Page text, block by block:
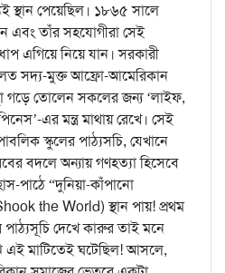
স্থান পেয়েছিল। ১৮৬৫ সালে
এবং তাঁর সহযোগীরা সেই
এগিয়ে নিয়ে যান। সরকারী
সদ্য-মুক্ত আফ্রো-আমেরিকান
গড়ে তোলেন সকলের জন্য ‘লাইফ,
এর মন্ত্র মাথায় রেখে। সেই
স্কুলের পাঠ্যসচি, যেখানে
বদলে অন্যায় গণহত্যা হিসেবে
পাঠে “দুনিয়া-কাঁপানো
the World) স্থান পায়! প্রথম
দেখে কারুর তাই মনে
এই মাটিতেই ঘটেছিল! আসলে,